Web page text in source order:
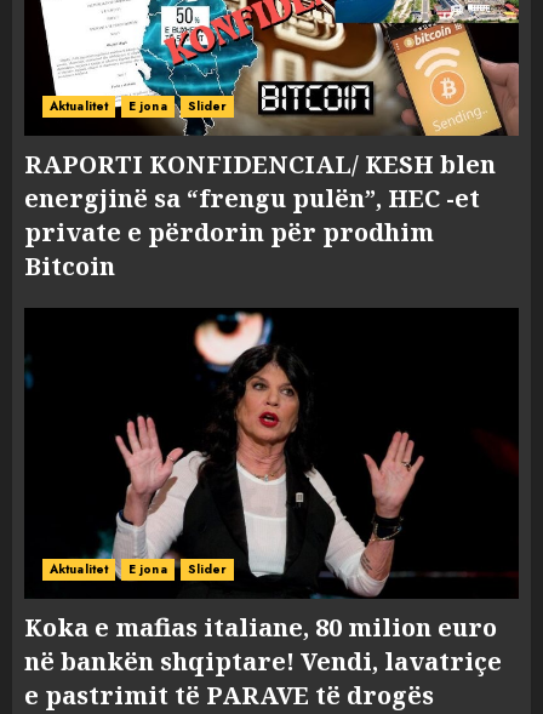
Aktualitet E jona Slider
RAPORTI KONFIDENCIAL/ KESH blen
energjinë sa “frengu pulën”, HEC -et
private e përdorin për prodhim
Bitcoin
Aktualitet E jona Slider
Koka e mafias italiane, 80 milion euro
në bankën shqiptare! Vendi, lavatriçe
e pastrimit të PARAVE të drogës